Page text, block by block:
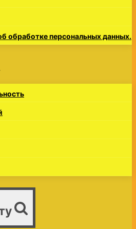
обработке персональных данных.